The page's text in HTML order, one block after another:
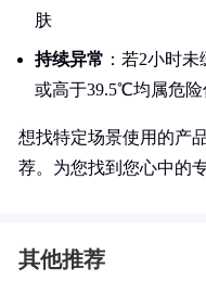
肤
持续异常 ：若2小时
或高于39.5℃均属危险
想找特定场景使用的产
荐。为您找到您心中的
其他推荐